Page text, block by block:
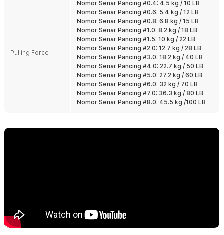
Tahan Abrasi dan Air Asin
Dirancang untuk menghadapi air tawar maupun air asin. Tetap
tangguh digunakan pada spot dengan batu, kayu, atau karang.
Cocok untuk pemancing harian maupun trip laut.
Banyak Pilihan Ukuran PE
Tersedia dari ukuran thick line kecil hingga besar sesuai target ikan.
Bisa dipilih untuk ikan kecil, predator air tawar, hingga ikan laut
besar. Tinggal sesuaikan dengan reel dan teknik memancing Anda.
Kelengkapan Produk
1 x TaffSPORT Senar Pancing PE 4 Braided Strand Fishing Line
Pulling Force
Nomor Senar Pancing #0.4: 4.5 kg / 10 LB
Nomor Senar Pancing #0.6: 5.4 kg / 12 LB
Nomor Senar Pancing #0.8: 6.8 kg / 15 LB
Nomor Senar Pancing #1.0: 8.2 kg / 18 LB
Nomor Senar Pancing #1.5: 10 kg / 22 LB
Nomor Senar Pancing #2.0: 12.7 kg / 28 LB
Nomor Senar Pancing #3.0: 18.2 kg / 40 LB
Nomor Senar Pancing #4.0: 22.7 kg / 50 LB
Nomor Senar Pancing #5.0: 27.2 kg / 60 LB
Nomor Senar Pancing #6.0: 32 kg / 70 LB
Nomor Senar Pancing #7.0: 36.3 kg / 80 LB
Nomor Senar Pancing #8.0: 45.5 kg /100 LB